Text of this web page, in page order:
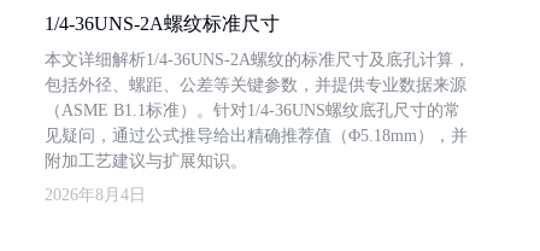
1/4-36UNS-2A螺纹标准尺寸
本文详细解析1/4-36UNS-2A螺纹的标准尺寸及底孔计算，
包括外径、螺距、公差等关键参数，并提供专业数据来源
（ASME B1.1标准）。针对1/4-36UNS螺纹底孔尺寸的常
见疑问，通过公式推导给出精确推荐值（Φ5.18mm），并
附加工艺建议与扩展知识。
2026年8月4日